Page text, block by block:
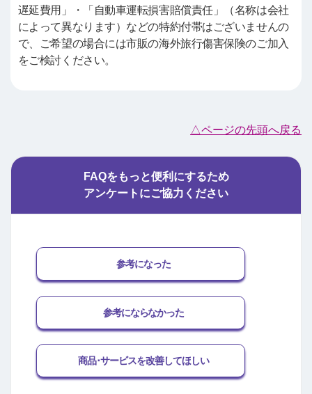
遅延費用」・「自動車運転損害賠償責任」（名称は会社
によって異なります）などの特約付帯はございませんの
で、ご希望の場合には市販の海外旅行傷害保険のご加入
をご検討ください。
△ページの先頭へ戻る
FAQをもっと便利にするため
アンケートにご協力ください
参考になった
参考にならなかった
商品･サービスを改善してほしい